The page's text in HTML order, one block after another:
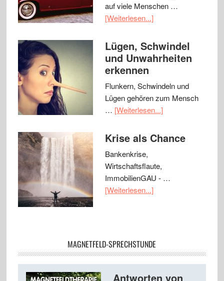
auf viele Menschen …
[Weiterlesen...]
Lügen, Schwindel
und Unwahrheiten
erkennen
Flunkern, Schwindeln und
Lügen gehören zum Mensch
… [Weiterlesen...]
Krise als Chance
Bankenkrise,
Wirtschaftsflaute,
ImmobilienGAU - …
[Weiterlesen...]
MAGNETFELD-SPRECHSTUNDE
Antworten von